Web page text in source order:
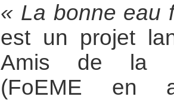
« La bonne eau
est un projet
Amis de la
(FoEME en